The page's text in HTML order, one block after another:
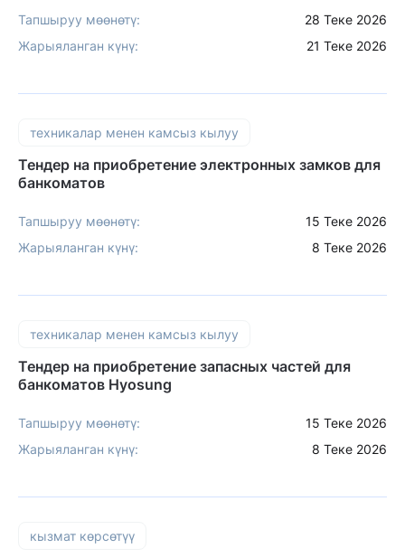
Тапшыруу мөөнөтү:
28 Теке 2026
Жарыяланган күнү:
21 Теке 2026
техникалар менен камсыз кылуу
Тендер на приобретение электронных замков для
банкоматов
Тапшыруу мөөнөтү:
15 Теке 2026
Жарыяланган күнү:
8 Теке 2026
техникалар менен камсыз кылуу
Тендер на приобретение запасных частей для
банкоматов Hyosung
Тапшыруу мөөнөтү:
15 Теке 2026
Жарыяланган күнү:
8 Теке 2026
кызмат көрсөтүү